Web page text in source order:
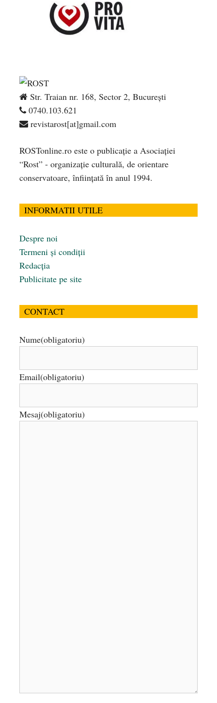
Str. Traian nr. 168, Sector 2, București
0740.103.621
revistarost[at]gmail.com
ROSTonline.ro este o publicaţie a Asociaţiei
“Rost” - organizaţie culturală, de orientare
conservatoare, înfiinţată în anul 1994.
INFORMATII UTILE
Despre noi
Termeni și condiții
Redacția
Publicitate pe site
CONTACT
Nume(obligatoriu)
Email(obligatoriu)
Mesaj(obligatoriu)